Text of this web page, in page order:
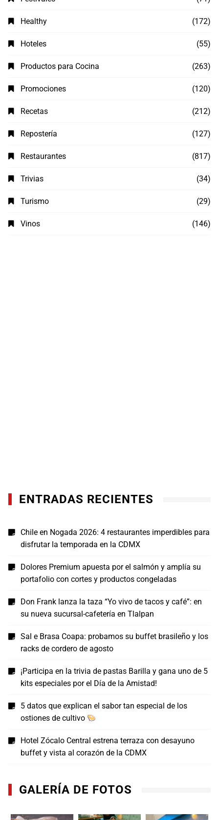
Healthy (172)
Hoteles (55)
Productos para Cocina (263)
Promociones (120)
Recetas (212)
Repostería (127)
Restaurantes (817)
Trivias (34)
Turismo (29)
Vinos (146)
ENTRADAS RECIENTES
Chile en Nogada 2026: 4 restaurantes imperdibles para
disfrutar la temporada en la CDMX
Dolores Premium apuesta por el salmón y amplía su
portafolio con cortes y productos congeladas
Don Frank lanza la taza “Yo vivo de tacos y café”: en
su nueva sucursal-cafetería en Tlalpan
Sal e Brasa Coapa: probamos su buffet brasileño y los
racks de cordero de agosto
¡Participa en la trivia de pastas Barilla y gana uno de 5
kits especiales por el Día de la Amistad!
5 datos que explican el sabor tan especial de los
ostiones de cultivo
Hotel Zócalo Central estrena terraza con desayuno
buffet y vista al corazón de la CDMX
GALERÍA DE FOTOS